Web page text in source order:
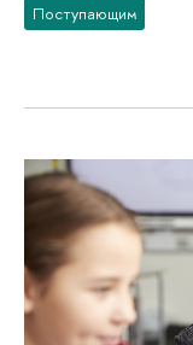
Поступающим